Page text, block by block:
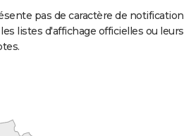
pas de caractère de notification
listes d'affichage officielles ou leurs